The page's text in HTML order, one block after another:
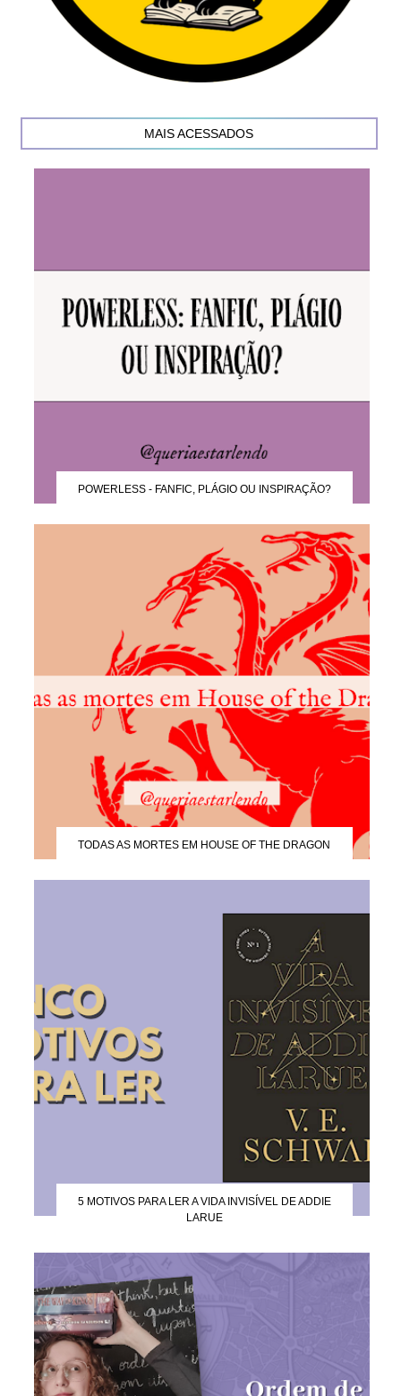
MAIS ACESSADOS
POWERLESS - FANFIC, PLÁGIO OU INSPIRAÇÃO?
TODAS AS MORTES EM HOUSE OF THE DRAGON
5 MOTIVOS PARA LER A VIDA INVISÍVEL DE ADDIE
LARUE